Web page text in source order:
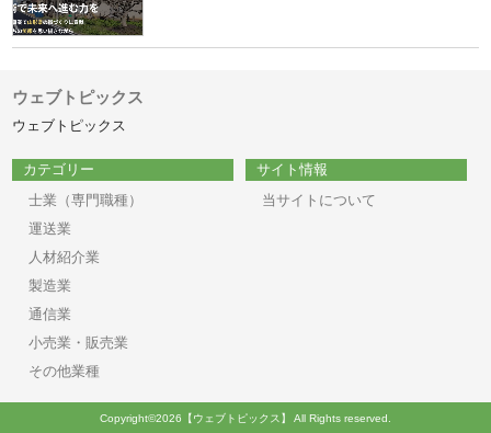
ウェブトピックス
ウェブトピックス
カテゴリー
士業（専門職種）
運送業
人材紹介業
製造業
通信業
小売業・販売業
その他業種
サイト情報
当サイトについて
Copyright©2026【ウェブトピックス】 All Rights reserved.